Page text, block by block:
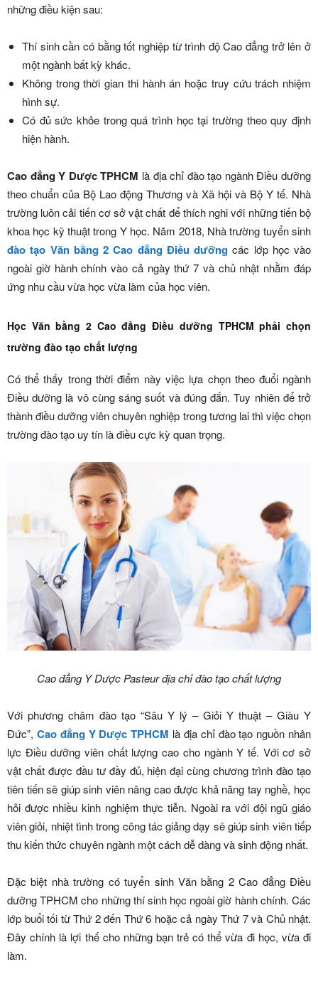
những điều kiện sau:
Thí sinh cần có bằng tốt nghiệp từ trình độ Cao đẳng trở lên ở
một ngành bất kỳ khác.
Không trong thời gian thi hành án hoặc truy cứu trách nhiệm
hình sự.
Có đủ sức khỏe trong quá trình học tại trường theo quy định
hiện hành.
Cao đẳng Y Dược TPHCM là địa chỉ đào tạo ngành Điều dưỡng
theo chuẩn của Bộ Lao động Thương và Xã hội và Bộ Y tế. Nhà
trường luôn cải tiến cơ sở vật chất để thích nghi với những tiến bộ
khoa học kỹ thuật trong Y học. Năm 2018, Nhà trường tuyển sinh
đào tạo Văn bằng 2 Cao đẳng Điều dưỡng các lớp học vào
ngoài giờ hành chính vào cả ngày thứ 7 và chủ nhật nhằm đáp
ứng nhu cầu vừa học vừa làm của học viên.
Học Văn bằng 2 Cao đẳng Điều dưỡng TPHCM phải chọn
trường đào tạo chất lượng
Có thể thấy trong thời điểm này việc lựa chọn theo đuổi ngành
Điều dưỡng là vô cùng sáng suốt và đúng đắn. Tuy nhiên để trở
thành điều dưỡng viên chuyên nghiệp trong tương lai thì việc chọn
trường đào tạo uy tín là điều cực kỳ quan trọng.
Cao đẳng Y Dược Pasteur địa chỉ đào tạo chất lượng
Với phương châm đào tạo “Sâu Y lý – Giỏi Y thuật – Giàu Y
Đức”, Cao đẳng Y Dược TPHCM là địa chỉ đào tạo nguồn nhân
lực Điều dưỡng viên chất lượng cao cho ngành Y tế. Với cơ sở
vật chất được đầu tư đầy đủ, hiện đại cùng chương trình đào tạo
tiên tiến sẽ giúp sinh viên nâng cao được khả năng tay nghề, học
hỏi được nhiều kinh nghiệm thực tiễn. Ngoài ra với đội ngũ giáo
viên giỏi, nhiệt tình trong công tác giảng dạy sẽ giúp sinh viên tiếp
thu kiến thức chuyên ngành một cách dễ dàng và sinh động nhất.
Đặc biệt nhà trường có tuyển sinh Văn bằng 2 Cao đẳng Điều
dưỡng TPHCM cho những thí sinh học ngoài giờ hành chính. Các
lớp buổi tối từ Thứ 2 đến Thứ 6 hoặc cả ngày Thứ 7 và Chủ nhật.
Đây chính là lợi thế cho những bạn trẻ có thể vừa đi học, vừa đi
làm.